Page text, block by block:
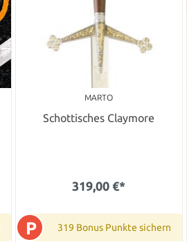
MARTO
Schottisches Claymore
319,00 €*
P 319 Bonus Punkte sichern